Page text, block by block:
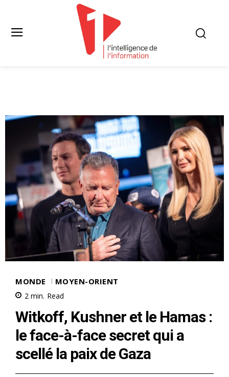
MONDE MOYEN-ORIENT
2 min. Read
Witkoff, Kushner et le Hamas :
le face-à-face secret qui a
scellé la paix de Gaza